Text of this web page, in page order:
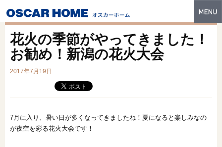
特長
イベント・モデルハウス
花火の季節がやってきました！
お勧め！新潟の花火大会
2017年7月19日
7月に入り、暑い日が多くなってきましたね！夏になると楽しみなの
が夜空を彩る花火大会です！